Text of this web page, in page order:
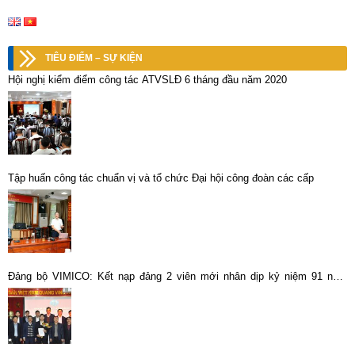
TIÊU ĐIỂM – SỰ KIỆN
Hội nghị kiểm điểm công tác ATVSLĐ 6 tháng đầu năm 2020
Tập huấn công tác chuẩn vị và tổ chức Đại hội công đoàn các cấp
Đảng bộ VIMICO: Kết nạp đảng 2 viên mới nhân dịp kỷ niệm 91 năm
Ngày thành lập Đảng Cộng sản Việt Nam